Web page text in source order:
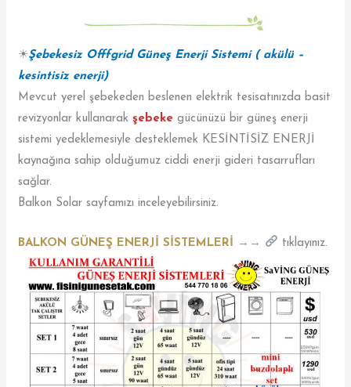
☀Şebekesiz Offfgrid Güneş Enerji Sistemi ( akülü –
kesintisiz enerji)
Mevcut yerel şebekeden beslenen elektrik tesisatınızda basit
revizyonlar kullanarakşebeke gücünüzü bir güneş enerji
sistemi yedeklemesiyle desteklemek KESİNTİSİZ ENERJİ
kaynağına sahip olduğumuz ciddi enerji gideri tasarrufları
sağlar.
Balkon Solar sayfamızı inceleyebilirsiniz.
BALKON GÜNEŞ ENERJİ SİSTEMLERİ →→ tıklayınız.